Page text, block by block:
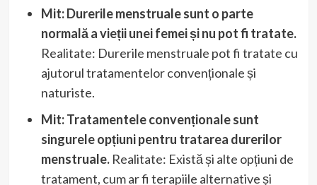
Mit: Durerile menstruale sunt o parte
normală a vieții unei femei și nu pot fi tratate.
Realitate: Durerile menstruale pot fi tratate cu
ajutorul tratamentelor convenționale și
naturiste.
Mit: Tratamentele convenționale sunt
singurele opțiuni pentru tratarea durerilor
menstruale.Realitate: Există și alte opțiuni de
tratament, cum ar fi terapiile alternative și